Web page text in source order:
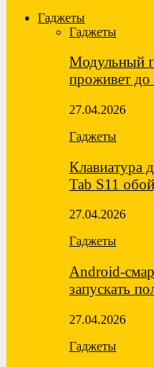
Гаджеты
Гаджеты
Модульный
проживет
27.04.2026
Гаджеты
Клавиатура
Tab S11
27.04.2026
Гаджеты
Android-
запускать
27.04.2026
Гаджеты